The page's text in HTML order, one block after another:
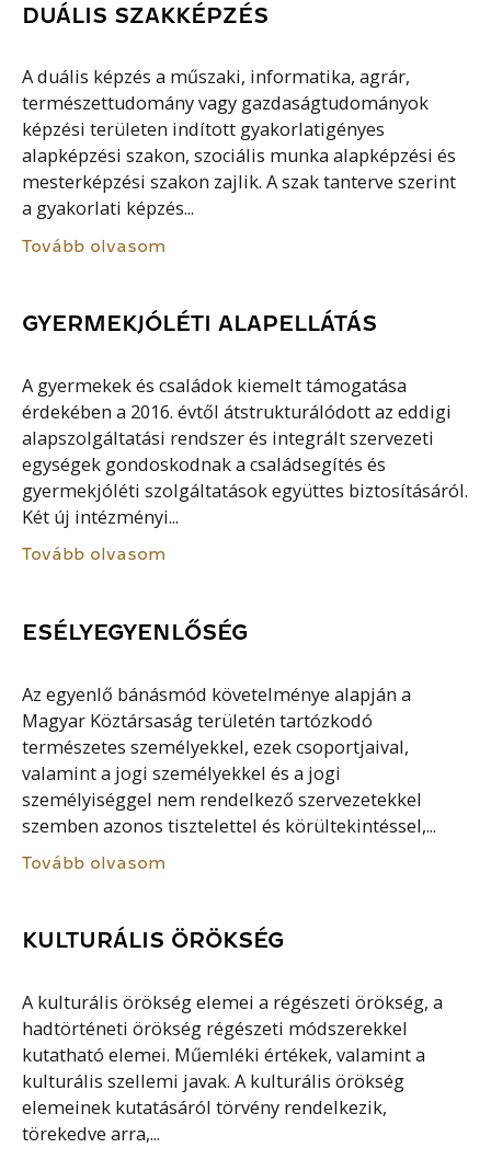
DUÁLIS SZAKKÉPZÉS
A duális képzés a műszaki, informatika, agrár,
természettudomány vagy gazdaságtudományok
képzési területen indított gyakorlatigényes
alapképzési szakon, szociális munka alapképzési és
mesterképzési szakon zajlik. A szak tanterve szerint
a gyakorlati képzés...
Tovább olvasom
GYERMEKJÓLÉTI ALAPELLÁTÁS
A gyermekek és családok kiemelt támogatása
érdekében a 2016. évtől átstrukturálódott az eddigi
alapszolgáltatási rendszer és integrált szervezeti
egységek gondoskodnak a családsegítés és
gyermekjóléti szolgáltatások együttes biztosításáról.
Két új intézményi...
Tovább olvasom
ESÉLYEGYENLŐSÉG
Az egyenlő bánásmód követelménye alapján a
Magyar Köztársaság területén tartózkodó
természetes személyekkel, ezek csoportjaival,
valamint a jogi személyekkel és a jogi
személyiséggel nem rendelkező szervezetekkel
szemben azonos tisztelettel és körültekintéssel,...
Tovább olvasom
KULTURÁLIS ÖRÖKSÉG
A kulturális örökség elemei a régészeti örökség, a
hadtörténeti örökség régészeti módszerekkel
kutatható elemei. Műemléki értékek, valamint a
kulturális szellemi javak. A kulturális örökség
elemeinek kutatásáról törvény rendelkezik,
törekedve arra,...